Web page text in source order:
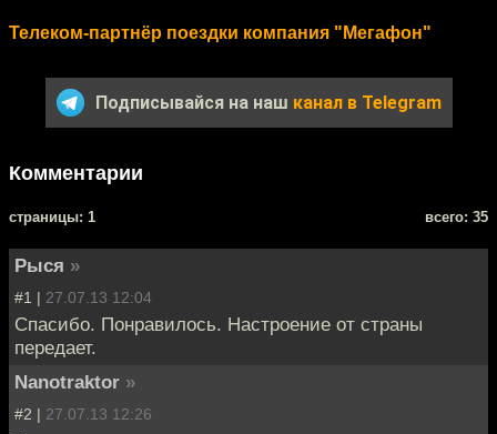
Телеком-партнёр поездки компания "Мегафон"
Подписывайся на наш канал в Telegram
Комментарии
cтраницы: 1 всего: 35
Рыся »
#1 | 27.07.13 12:04
Спасибо. Понравилось. Настроение от страны
передает.
Nanotraktor »
#2 | 27.07.13 12:26